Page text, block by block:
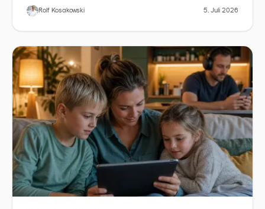
sich Peer-Review-Standards, dreimal-
kindgerechten Wissenschaftskommunikation
verbinden.
Rolf Kosakowski 5. Juli 2026